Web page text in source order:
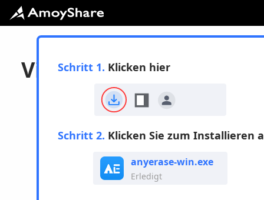
Vielen Dank, dass Sie
AnyErase
heruntergeladen
haben
für Windows
Schritt 1. Klicken hier
Schritt 2. Klicken Sie zum Installieren
anyerase-win.exe
Erledigt